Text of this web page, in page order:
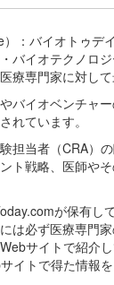
：バイオトゥデ
バイオテクノロ
療専門家に対し
バイオベンチャ
れています。
担当者（CRA）
ト戦略、医師や
が保有
は必ず医療専門
サイトで紹介
イトで得た情報